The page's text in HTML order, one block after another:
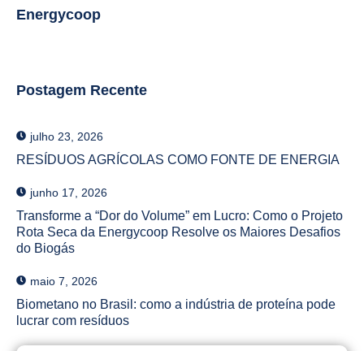
Energycoop
Postagem Recente
julho 23, 2026
RESÍDUOS AGRÍCOLAS COMO FONTE DE ENERGIA
junho 17, 2026
Transforme a “Dor do Volume” em Lucro: Como o Projeto
Rota Seca da Energycoop Resolve os Maiores Desafios
do Biogás
maio 7, 2026
Biometano no Brasil: como a indústria de proteína pode
lucrar com resíduos